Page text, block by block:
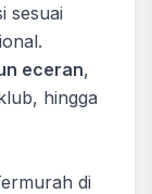
sesuai
eceran,
hingga
di